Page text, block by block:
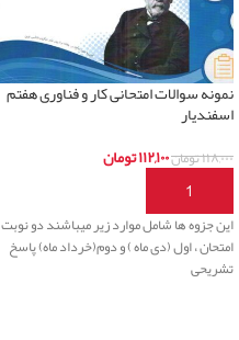
نمونه سوالات امتحانی کار و فناوری هفتم
اسفندیار
۱۱۸,۰۰۰تومان۱۱۲,۱۰۰تومان
افزودن به سبد خرید
این جزوه ها شامل موارد زیر میباشند دو نوبت
امتحان ، اول (دی ماه ) و دوم(خرداد ماه) پاسخ
تشریحی